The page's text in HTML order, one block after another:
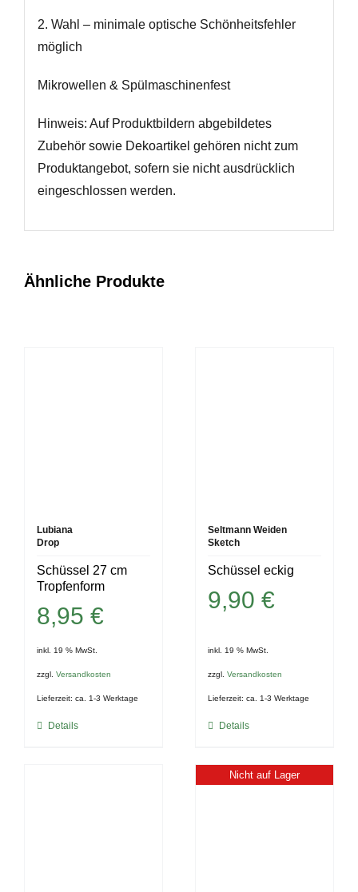
2. Wahl – minimale optische Schönheitsfehler
möglich
Mikrowellen & Spülmaschinenfest
Hinweis: Auf Produktbildern abgebildetes
Zubehör sowie Dekoartikel gehören nicht zum
Produktangebot, sofern sie nicht ausdrücklich
eingeschlossen werden.
Ähnliche Produkte
Lubiana
Drop
Schüssel 27 cm
Tropfenform
8,95 €
inkl. 19 % MwSt.
zzgl. Versandkosten
Lieferzeit: ca. 1-3 Werktage
Details
Seltmann Weiden
Sketch
Schüssel eckig
9,90€
inkl. 19 % MwSt.
zzgl.Versandkosten
Lieferzeit:ca. 1-3 Werktage
Details
Nicht auf Lager